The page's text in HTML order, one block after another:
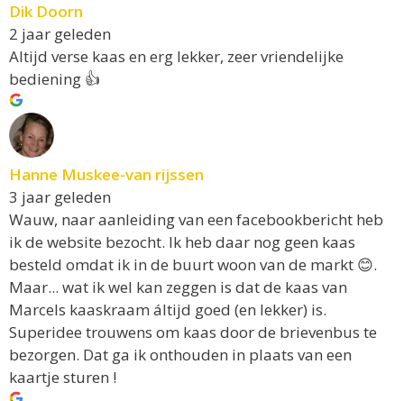
Dik Doorn
2 jaar geleden
Altijd verse kaas en erg lekker, zeer vriendelijke
bediening 👍
Hanne Muskee-van rijssen
3 jaar geleden
Wauw, naar aanleiding van een facebookbericht heb
ik de website bezocht. Ik heb daar nog geen kaas
besteld omdat ik in de buurt woon van de markt 😊.
Maar... wat ik wel kan zeggen is dat de kaas van
Marcels kaaskraam áltijd goed (en lekker) is.
Superidee trouwens om kaas door de brievenbus te
bezorgen. Dat ga ik onthouden in plaats van een
kaartje sturen !